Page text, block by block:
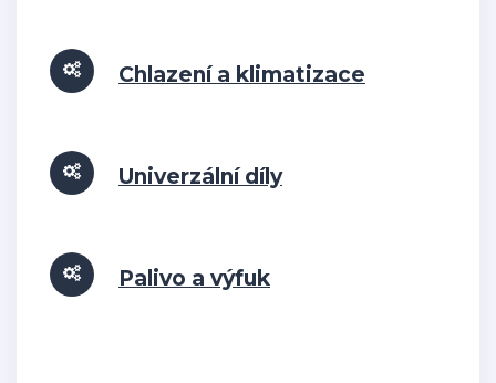
Chlazení a klimatizace
Univerzální díly
Palivo a výfuk